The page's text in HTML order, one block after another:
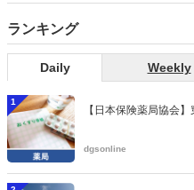
ランキング
Daily Weekly
1
【日本保険薬局協会
dgsonline